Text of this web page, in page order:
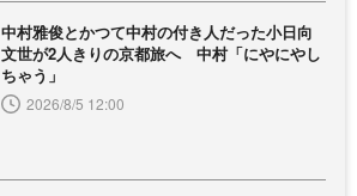
中村雅俊とかつて中村の付き人だった小日向
文世が2人きりの京都旅へ 中村「にやにやし
ちゃう」
2026/8/5 12:00